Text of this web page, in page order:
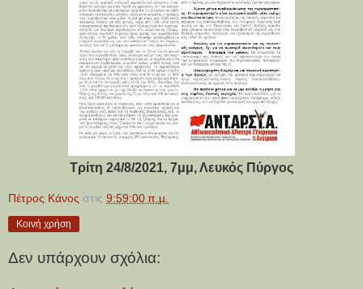
Τρίτη 24/8/2021, 7μμ, Λευκός Πύργος
Πέτρος Κάνος στις 9:59:00 π.μ.
Κοινή χρήση
Δεν υπάρχουν σχόλια: